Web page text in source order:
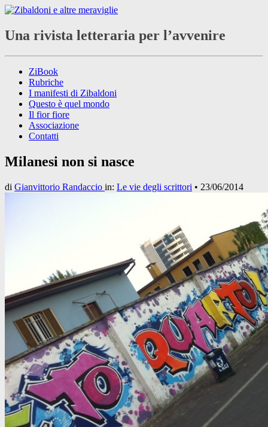
Una rivista letteraria per l’avvenire
ZiBook
Rubriche
I manifesti di Zibaldoni
Questo è quel mondo
Il fior fiore
Associazione
Contatti
Milanesi non si nasce
di Gianvittorio Randaccio in: Le vie degli scrittori • 23/06/2014